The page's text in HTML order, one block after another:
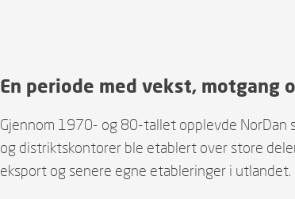
En periode med vekst, motgang
Gjennom 1970- og 80-tallet opplevde NorDan
og distriktskontorer ble etablert over store
eksport og senere egne etableringer i utlandet.